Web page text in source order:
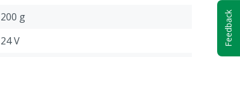
200 g
24 V
Feedback